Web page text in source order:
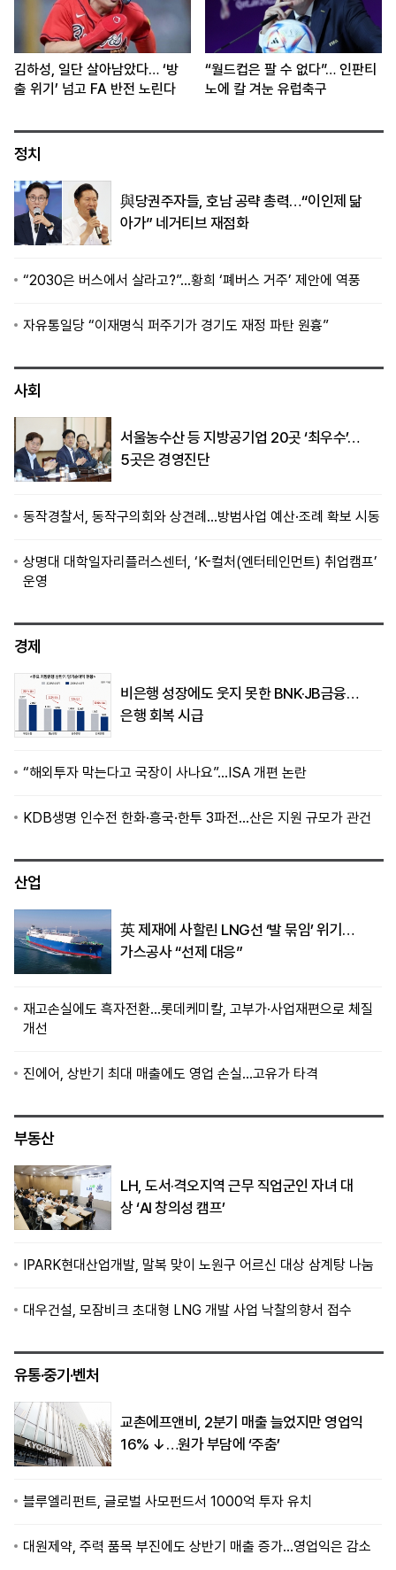
김하성, 일단 살아남았다… ‘방
출 위기’ 넘고 FA 반전 노린다
“월드컵은 팔 수 없다”… 인판티
노에 칼 겨눈 유럽축구
정치
與당권주자들, 호남 공략 총력…“이인제 닮
아가” 네거티브 재점화
“2030은 버스에서 살라고?”…황희 ‘폐버스 거주’ 제안에 역풍
자유통일당 “이재명식 퍼주기가 경기도 재정 파탄 원흉”
사회
서울농수산 등 지방공기업 20곳 ‘최우수’…
5곳은 경영진단
동작경찰서, 동작구의회와 상견례…방범사업 예산·조례 확보 시동
상명대 대학일자리플러스센터, ‘K-컬처(엔터테인먼트) 취업캠프’
운영
경제
비은행 성장에도 웃지 못한 BNK·JB금융…
은행 회복 시급
“해외투자 막는다고 국장이 사나요”…ISA 개편 논란
KDB생명 인수전 한화·흥국·한투 3파전…산은 지원 규모가 관건
산업
英 제재에 사할린 LNG선 ‘발 묶임’ 위기…
가스공사 “선제 대응”
재고손실에도 흑자전환…롯데케미칼, 고부가·사업재편으로 체질
개선
진에어, 상반기 최대 매출에도 영업 손실…고유가 타격
부동산
LH, 도서·격오지역 근무 직업군인 자녀 대
상 ‘AI 창의성 캠프’
IPARK현대산업개발, 말복 맞이 노원구 어르신 대상 삼계탕 나눔
대우건설, 모잠비크 초대형 LNG 개발 사업 낙찰의향서 접수
유통·중기·벤처
교촌에프앤비, 2분기 매출 늘었지만 영업익
16% ↓…원가 부담에 ‘주춤’
블루엘리펀트, 글로벌 사모펀드서 1000억 투자 유치
대원제약, 주력 품목 부진에도 상반기 매출 증가…영업익은 감소